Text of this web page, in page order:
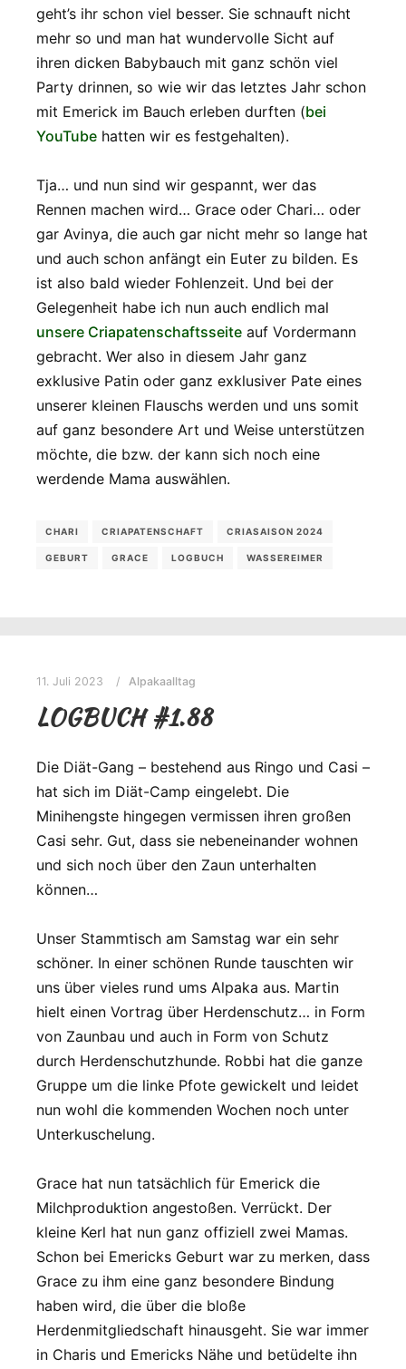
geht’s ihr schon viel besser. Sie schnauft nicht
mehr so und man hat wundervolle Sicht auf
ihren dicken Babybauch mit ganz schön viel
Party drinnen, so wie wir das letztes Jahr schon
mit Emerick im Bauch erleben durften (bei
YouTube hatten wir es festgehalten).
Tja… und nun sind wir gespannt, wer das
Rennen machen wird… Grace oder Chari… oder
gar Avinya, die auch gar nicht mehr so lange hat
und auch schon anfängt ein Euter zu bilden. Es
ist also bald wieder Fohlenzeit. Und bei der
Gelegenheit habe ich nun auch endlich mal
unsere Criapatenschaftsseite auf Vordermann
gebracht. Wer also in diesem Jahr ganz
exklusive Patin oder ganz exklusiver Pate eines
unserer kleinen Flauschs werden und uns somit
auf ganz besondere Art und Weise unterstützen
möchte, die bzw. der kann sich noch eine
werdende Mama auswählen.
CHARI CRIAPATENSCHAFT CRIASAISON 2024
GEBURT GRACE LOGBUCH WASSEREIMER
11. Juli 2023 Alpakaalltag
LOGBUCH #1.88
Die Diät-Gang – bestehend aus Ringo und Casi –
hat sich im Diät-Camp eingelebt. Die
Minihengste hingegen vermissen ihren großen
Casi sehr. Gut, dass sie nebeneinander wohnen
und sich noch über den Zaun unterhalten
können…
Unser Stammtisch am Samstag war ein sehr
schöner. In einer schönen Runde tauschten wir
uns über vieles rund ums Alpaka aus. Martin
hielt einen Vortrag über Herdenschutz… in Form
von Zaunbau und auch in Form von Schutz
durch Herdenschutzhunde. Robbi hat die ganze
Gruppe um die linke Pfote gewickelt und leidet
nun wohl die kommenden Wochen noch unter
Unterkuschelung.
Grace hat nun tatsächlich für Emerick die
Milchproduktion angestoßen. Verrückt. Der
kleine Kerl hat nun ganz offiziell zwei Mamas.
Schon bei Emericks Geburt war zu merken, dass
Grace zu ihm eine ganz besondere Bindung
haben wird, die über die bloße
Herdenmitgliedschaft hinausgeht. Sie war immer
in Charis und Emericks Nähe und betüdelte ihn